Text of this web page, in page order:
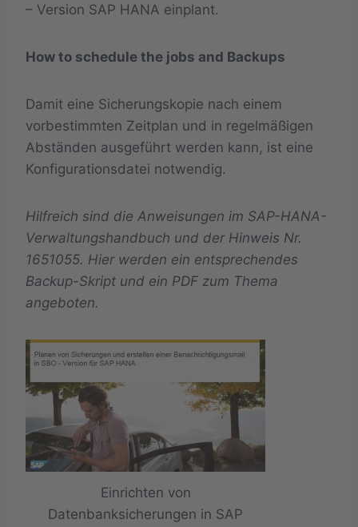
– Version SAP HANA einplant.
How to schedule the jobs and Backups
Damit eine Sicherungskopie nach einem
vorbestimmten Zeitplan und in regelmäßigen
Abständen ausgeführt werden kann, ist eine
Konfigurationsdatei notwendig.
Hilfreich sind die Anweisungen im SAP-HANA-
Verwaltungshandbuch und der Hinweis Nr.
1651055. Hier werden ein entsprechendes
Backup-Skript und ein PDF zum Thema
angeboten.
Einrichten von
Datenbanksicherungen in SAP